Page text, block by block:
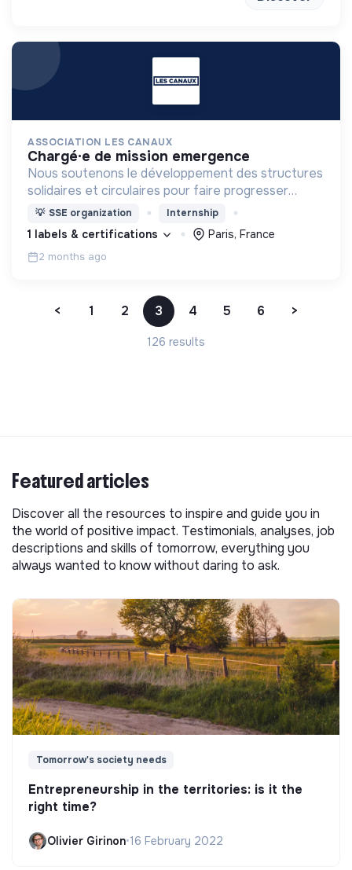
ASSOCIATION LES CANAUX
chargé·e de mission emergence
Nous soutenons le développement des structures
solidaires et circulaires pour faire progresser
l’économie engagée en favorisant la coopération
entre les entreprises innovantes et les acteurs
locaux.
💡 SSE organization Internship
1 labels & certifications Paris, France
2 months ago
< 1 2 3 4 5 6 >
126 results
Featured articles
Discover all the resources to inspire and guide you in
the world of positive impact. Testimonials, analyses, job
descriptions and skills of tomorrow, everything you
always wanted to know without daring to ask.
Tomorrow's society needs
Entrepreneurship in the territories: is it the
right time?
Olivier Girinon•16 February 2022